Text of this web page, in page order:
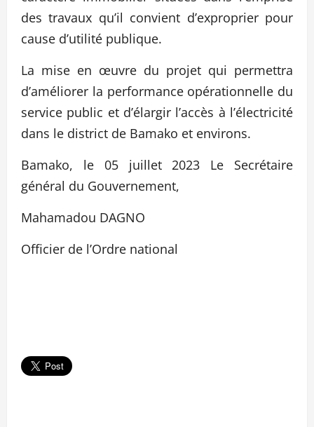
des travaux qu’il convient d’exproprier pour
cause d’utilité publique.
La mise en œuvre du projet qui permettra
d’améliorer la performance opérationnelle du
service public et d’élargir l’accès à l’électricité
dans le district de Bamako et environs.
Bamako, le 05 juillet 2023 Le Secrétaire
général du Gouvernement,
Mahamadou DAGNO
Officier de l’Ordre national